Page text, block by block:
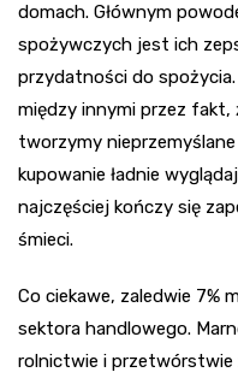
domach. Głównym
spożywczych jest ich
przydatności do
między innymi przez fakt,
tworzymy
kupowanie ładnie
najczęściej kończy się
śmieci.
Co ciekawe, zaledwie 7%
sektora handlowego.
rolnictwie i przetwórstwie